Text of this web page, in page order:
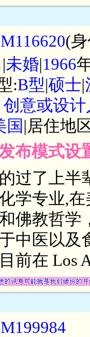
M116620(
|未婚|1966
:B型|硕士|
意或设计
国 |居住地
布模式
过了上半
学专业,
佛教哲
中医以
前在 Los
M199984